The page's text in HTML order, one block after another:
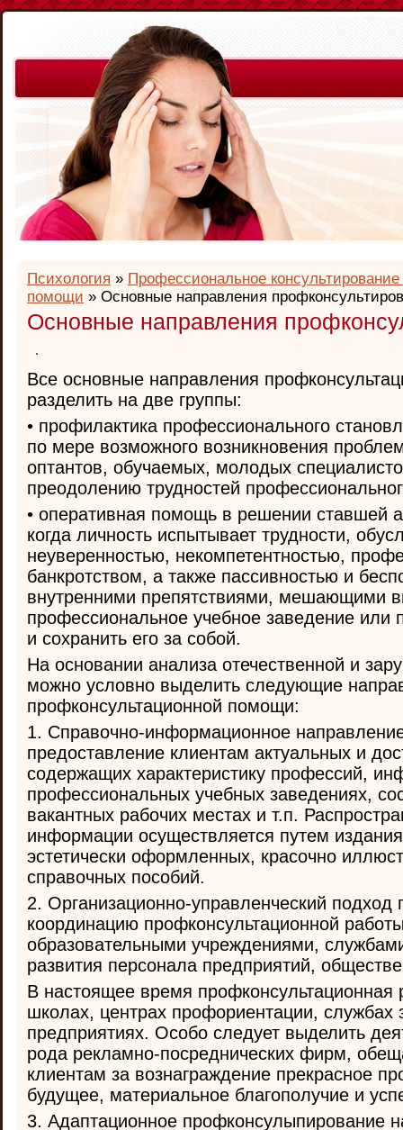
Психология » Профессиональное консультирование
помощи » Основные направления
Основные направления
Все основные направления
разделить на две группы:
• профилактика профессионального
по мере возможного возникновения
оптантов, обучаемых, молодых
преодолению трудностей
• оперативная помощь в решении ставшей
когда личность испытывает трудности,
неуверенностью, некомпетентностью,
банкротством, а также пассивностью и
внутренними препятствиями, мешающими
профессиональное учебное заведение или
и сохранить его за собой.
На основании анализа отечественной и
можно условно выделить следующие
профконсультационной помощи:
1. Справочно-информационное
предоставление клиентам актуальных и
содержащих характеристику профессий,
профессиональных учебных заведениях,
вакантных рабочих местах и т.п.
информации осуществляется путем
эстетически оформленных, красочно
справочных пособий.
2. Организационно-управленческий подход
координацию профконсультационной
образовательными учреждениями,
развития персонала предприятий,
В настоящее время профконсультационная
школах, центрах профориентации, службах
предприятиях. Особо следует выделить
рода рекламно-посреднических фирм,
клиентам за вознаграждение прекрасное
будущее, материальное благополучие и
3. Адаптационное профконсулыпирование